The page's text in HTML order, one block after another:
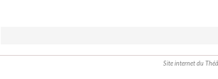
Site internet du